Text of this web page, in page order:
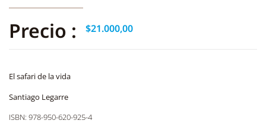
Precio : $21.000,00
El safari de la vida
Santiago Legarre
ISBN: 978-950-620-925-4